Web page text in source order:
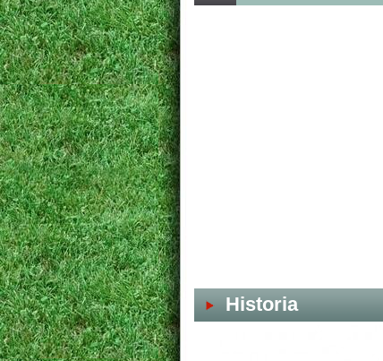
Historia